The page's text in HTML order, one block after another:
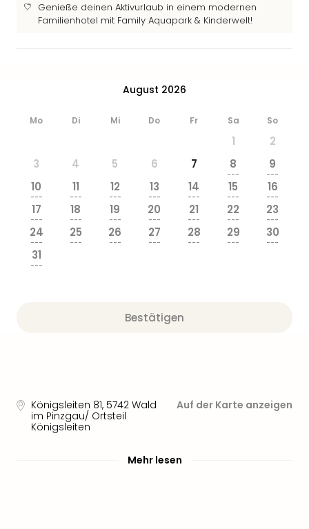
Genieße deinen Aktivurlaub in einem modernen
Familienhotel mit Family Aquapark & Kinderwelt!
August 2026
Mo Di Mi Do Fr Sa So
1
2
3
4 5 6 7 8
---
9
---
10
---
11
---
12
---
13
---
14
---
15
---
16
---
17
---
18
---
19
---
20
---
21
---
22
---
23
---
24
---
25
---
26
---
27
---
28
---
29
---
30
---
31
---
Bestätigen
Königsleiten 81, 5742 Wald
im Pinzgau/ Ortsteil
Königsleiten
Auf der Karte anzeigen
Mehr lesen